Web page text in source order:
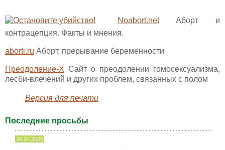
Noabort.netАборт и
контрацепция. Факты и мнения.
aborti.ru Аборт, прерывание беременности
Преодоление-Х Сайт о преодолении гомосексуализма,
лесби-влечений и других проблем, связанных с полом
Версия для печати
Последние просьбы
30.07.2026